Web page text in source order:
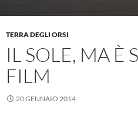
TERRA DEGLI ORSI
IL SOLE, MA È
FILM
20 GENNAIO 2014